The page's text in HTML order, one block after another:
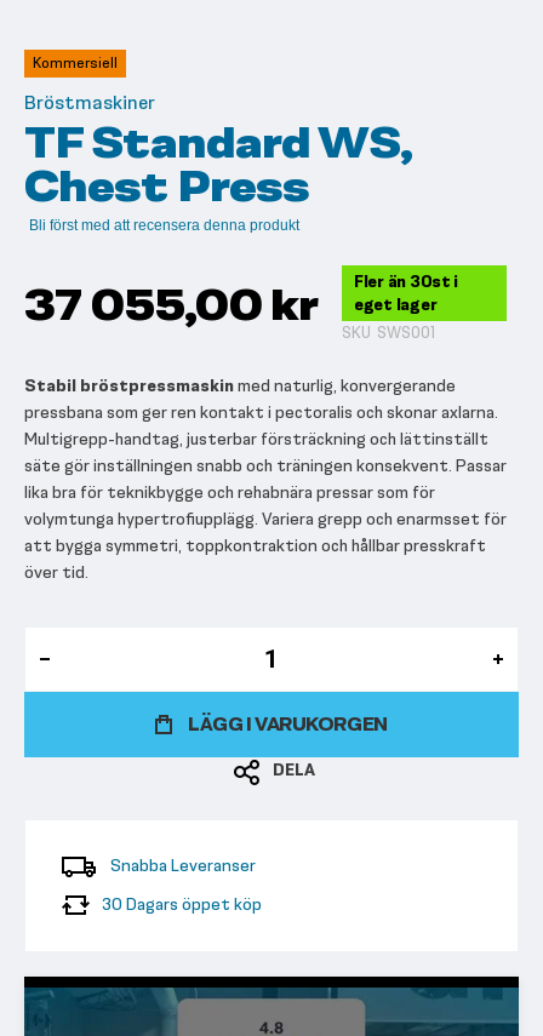
av
bildgalleriet
Kommersiell
Bröstmaskiner
TF Standard WS,
Chest Press
Bli först med att recensera denna produkt
37 055,00 kr
Fler än 30st i
eget lager
SKU SWS001
Stabil bröstpressmaskinmed naturlig, konvergerande
pressbana som ger ren kontakt i pectoralis och skonar axlarna.
Multigrepp-handtag, justerbar försträckning och lättinställt
säte gör inställningen snabb och träningen konsekvent. Passar
lika bra för teknikbygge och rehabnära pressar som för
volymtunga hypertrofiupplägg. Variera grepp och enarmsset för
att bygga symmetri, toppkontraktion och hållbar presskraft
över tid.
LÄGG I VARUKORGEN
DELA
Snabba Leveranser
30 Dagars öppet köp